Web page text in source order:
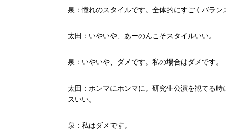
泉：憧れのスタイルです。全体的にすごくバラ
太田：いやいや、あーのんこそスタイルいい。
泉：いやいや、ダメです。私の場合はダメです。
太田：ホンマにホンマに。研究生公演を観てる
スいい。
泉：私はダメです。